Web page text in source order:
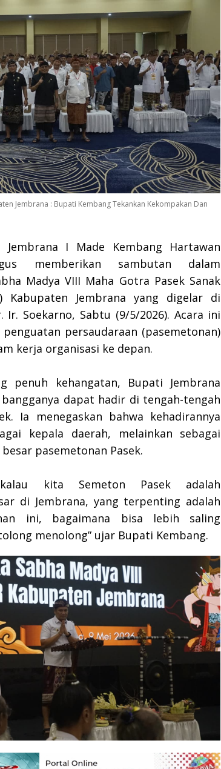
Jembrana : Bupati Kembang Tekankan Kekompakan Dan
I Made Kembang Hartawan
memberikan sambutan dalam
Madya VIII Maha Gotra Pasek Sanak
Kabupaten Jembrana yang digelar di
Ir. Soekarno, Sabtu (9/5/2026). Acara ini
persaudaraan (pasemetonan)
kerja organisasi ke depan.
penuh kehangatan, Bupati Jembrana
dapat hadir di tengah-tengah
Ia menegaskan bahwa kehadirannya
kepala daerah, melainkan sebagai
pasemetonan Pasek.
kita Semeton Pasek adalah
di Jembrana, yang terpenting adalah
ini, bagaimana bisa lebih saling
menolong” ujar Bupati Kembang.